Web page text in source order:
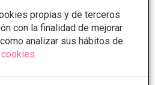
propias y de terceros
con la finalidad de mejorar
analizar sus hábitos de
Pamplona Innova
VER MAPA